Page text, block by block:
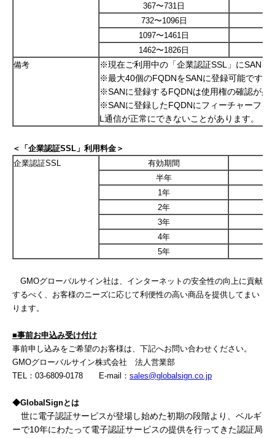
367〜731日
732〜1096日
1097〜1461日
1462〜1826日
備考
※現在ご利用中の「企業認証SSL」にSANを
※最大40個のFQDNをSANに登録可能です。
※SANに登録するFQDNは使用権の確認が必
※SANに登録したFQDNにフィーチャーフォ
L通信が正常にできないことがあります。
＜「企業認証SSL 」利用料金＞
企業認証SSL
有効期間
半年
1年
2年
3年
4年
5年
GMOグローバルサイン社は、インターネットの安全性の向上に貢献
するべく、お客様のニーズに応じて利便性の高い商品を提供してまい
ります。
■事前お申込み受け付け
事前申し込みをご希望のお客様は、下記へお問い合わせください。
GMOグローバルサイン株式会社 法人営業部
TEL：03-6809-0178 E-mail： sales@globalsign.co.jp
◆GlobalSignとは
世に電子認証サービスが登場し始めた初期の段階より、ベルギ
ーで10年にわたって電子認証サービスの提供を行ってきた認証局